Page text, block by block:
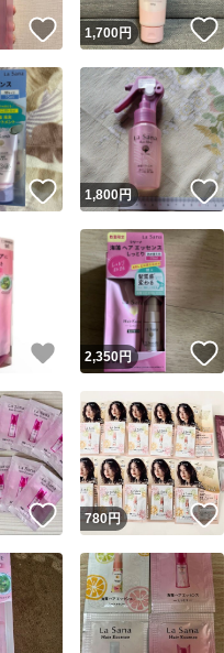
他フリマ実績◯+
スピード&安心発送
※このバッジは実績に基づ
スピード＆安心発送
スピード発送
安心発送
いいね！
1,700円
いいね！
1,800円
いいね！
2,350円
いいね！
780円